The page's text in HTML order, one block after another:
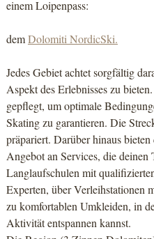
einem Loipenpass:
demDolomiti NordicSki.
Jedes Gebiet achtet sorgfältig
Aspekt des Erlebnisses zu
gepflegt, um optimale
Skating zu garantieren. Die
präpariert. Darüber hinaus
Angebot an Services, die deinen
Langlaufschulen mit
Experten, über Verleihstationen
zu komfortablen Umkleiden, in
Aktivität entspannen kannst.